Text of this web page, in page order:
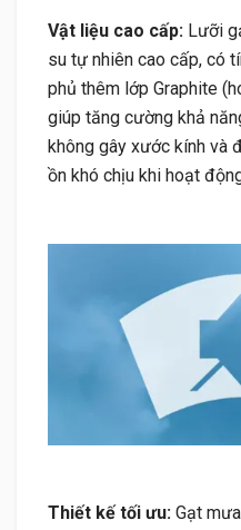
Vật liệu cao cấp: Lưỡi
su tự nhiên cao cấp, có
phủ thêm lớp Graphite
giúp tăng cường khả
không gây xước kính và
ồn khó chịu khi hoạt
Thiết kế tối ưu: Gạt